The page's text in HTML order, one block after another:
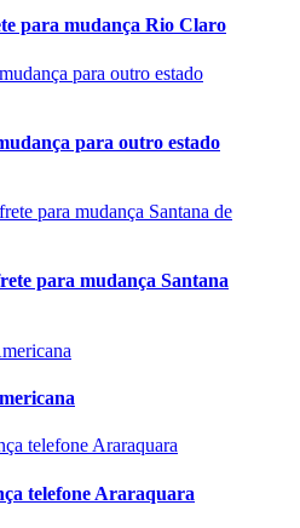
para mudança Rio Claro
para outro estado
para mudança Santana
telefone Araraquara